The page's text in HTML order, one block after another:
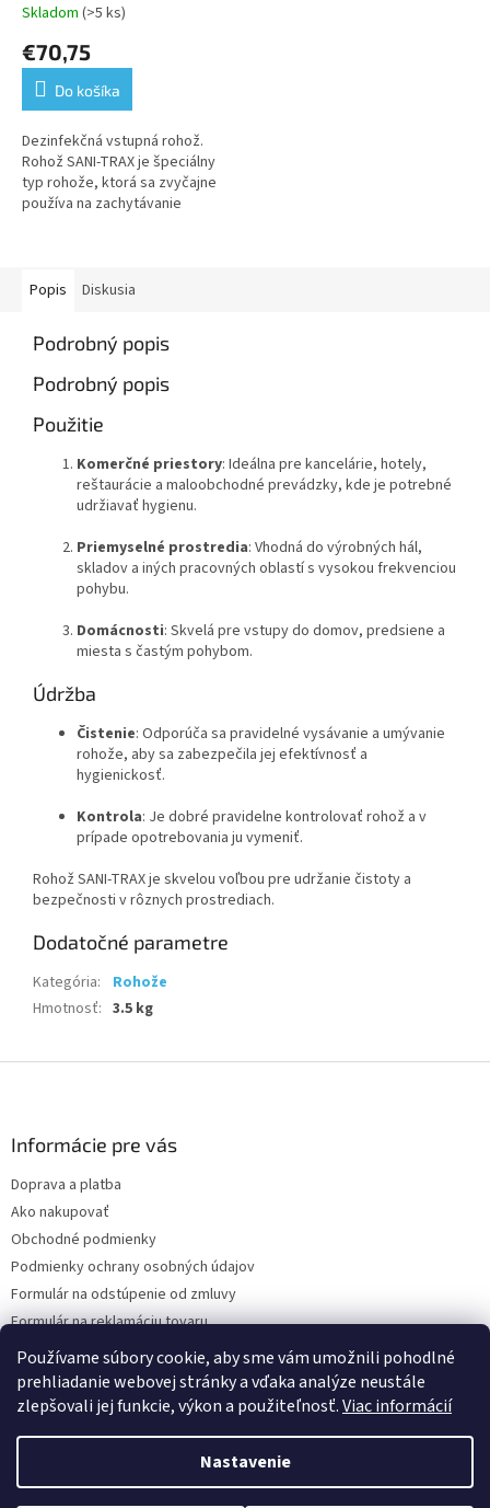
Používame súbory cookie, aby sme vám umožnili pohodlné
prehliadanie webovej stránky a vďaka analýze neustále
zlepšovali jej funkcie, výkon a použiteľnosť.Viac informácií
Nastavenie
Skladom (>5 ks)
€70,75
Do košíka
Dezinfekčná vstupná rohož.
Rohož SANI-TRAX je špeciálny
typ rohože, ktorá sa zvyčajne
používa na zachytávanie
Popis Diskusia
Podrobný popis
Podrobný popis
Použitie
Komerčné priestory: Ideálna pre kancelárie, hotely,
reštaurácie a maloobchodné prevádzky, kde je potrebné
udržiavať hygienu.
Priemyselné prostredia: Vhodná do výrobných hál,
skladov a iných pracovných oblastí s vysokou frekvenciou
pohybu.
Domácnosti: Skvelá pre vstupy do domov, predsiene a
miesta s častým pohybom.
Údržba
Čistenie: Odporúča sa pravidelné vysávanie a umývanie
rohože, aby sa zabezpečila jej efektívnosť a
hygienickosť.
Kontrola: Je dobré pravidelne kontrolovať rohož a v
prípade opotrebovania ju vymeniť.
Rohož SANI-TRAX je skvelou voľbou pre udržanie čistoty a
bezpečnosti v rôznych prostrediach.
Dodatočné parametre
Kategória:
Rohože
Hmotnosť: 3.5 kg
Informácie pre vás
Doprava a platba
Ako nakupovať
Obchodné podmienky
Podmienky ochrany osobných údajov
Formulár na odstúpenie od zmluvy
Formulár na reklamáciu tovaru
Kontakty